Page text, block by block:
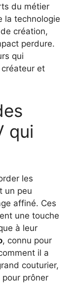
du métier
la technologie
création,
perdure.
qui
et
qui
les
un peu
affiné. Ces
une touche
à leur
, connu pour
il a
couturier,
pour prôner